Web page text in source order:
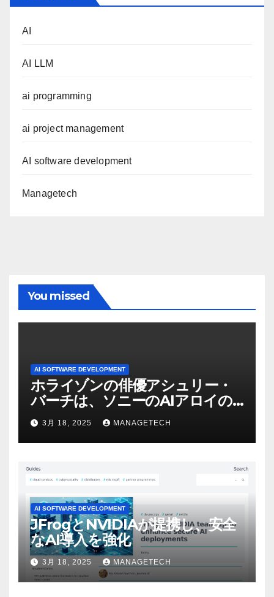
AI
AI LLM
ai programming
ai project management
AI software development
Managetech
You missed
AI SOFTWARE DEVELOPMENT
ホライゾンの俳優アシュリー・
バーチは、ソニーのAIアロイの
ビデオを見て「ゲームパフォー
マンスという芸術形式に不安を
感じた」と語る – IGN
3月 18, 2025 MANAGETECH
AI SOFTWARE DEVELOPMENT
JFrogとNVIDIAが提携し、安全
なAI導入を強化
3月 18, 2025 MANAGETECH